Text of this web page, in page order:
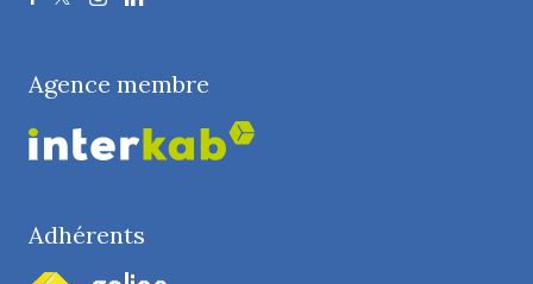
Agence membre
Adhérents